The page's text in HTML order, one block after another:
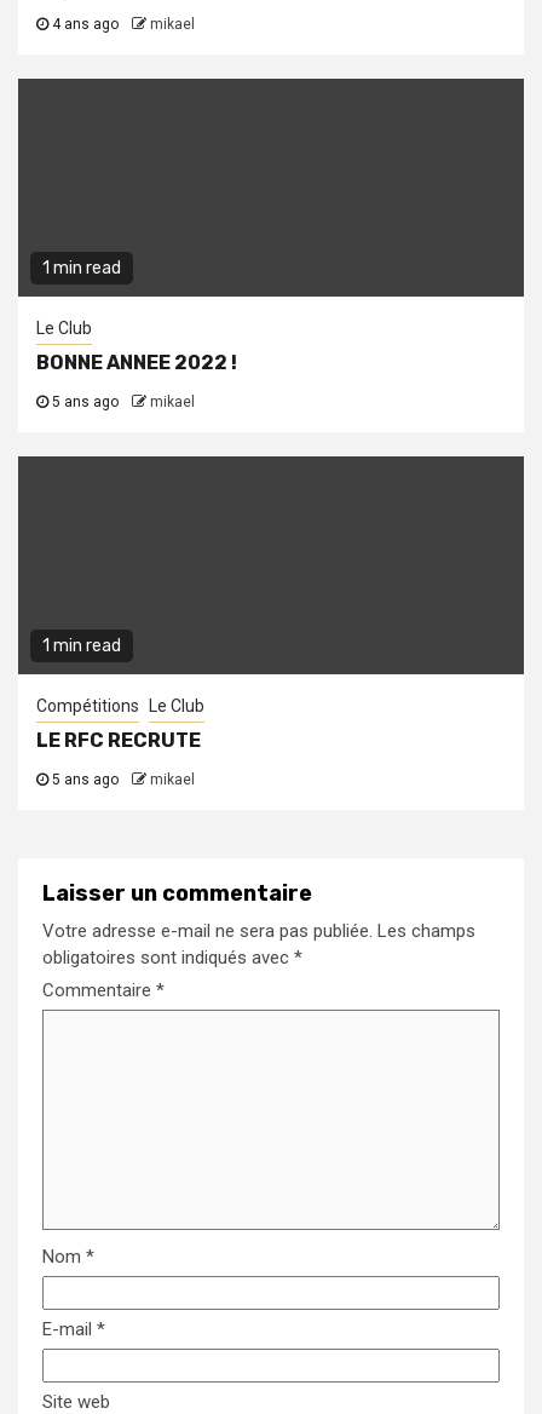
4 ans ago mikael
1 min read
Le Club
BONNE ANNEE 2022 !
5 ans ago mikael
1 min read
Compétitions Le Club
LE RFC RECRUTE
5 ans ago mikael
Laisser un commentaire
Votre adresse e-mail ne sera pas publiée. Les champs
obligatoires sont indiqués avec *
Commentaire *
Nom *
E-mail *
Site web